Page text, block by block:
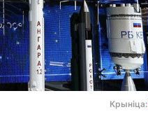
Крыніца: